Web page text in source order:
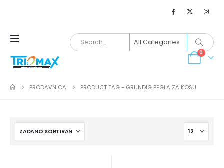
0
PRODAVNICA PRODUCT TAG - GRUNDIG PEGLA ZA KOSU